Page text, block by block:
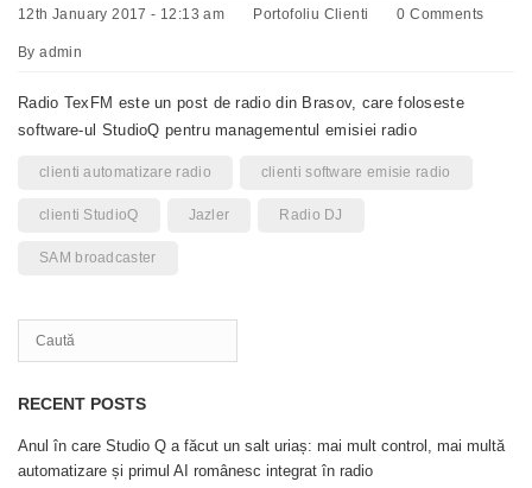
12th January 2017 - 12:13 am Portofoliu Clienti 0 Comments
Byadmin
Radio TexFM este un post de radio din Brasov, care foloseste
software-ul StudioQ pentru managementul emisiei radio
clienti automatizare radio clienti software emisie radio
clienti StudioQ Jazler Radio DJ
SAM broadcaster
RECENT POSTS
Anul în care Studio Q a făcut un salt uriaș: mai mult control, mai multă
automatizare și primul AI românesc integrat în radio